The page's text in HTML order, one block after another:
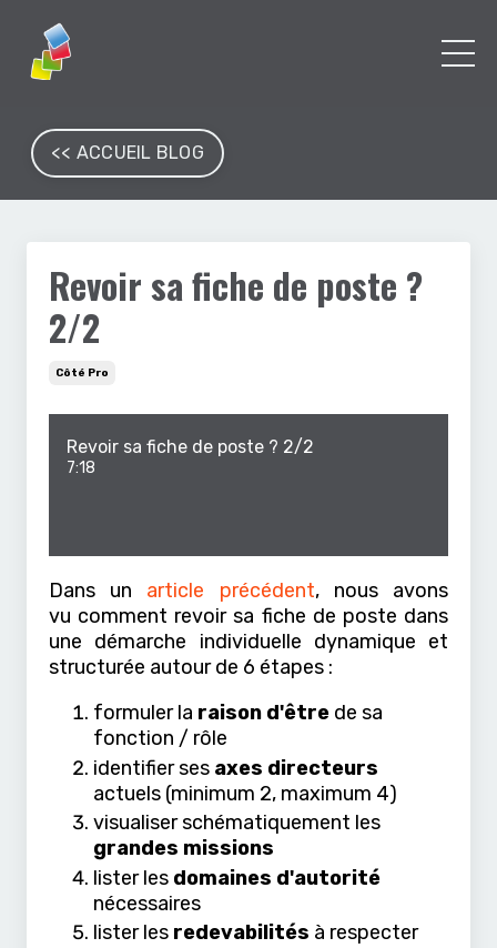
<< ACCUEIL BLOG
Revoir sa fiche de poste ?
2/2
Côté Pro
Revoir sa fiche de poste ? 2/2
7:18
Dans un article précédent, nous avons
vu comment revoir sa fiche de poste dans
une démarche individuelle dynamique et
structurée autour de 6 étapes :
formuler la raison d'être de sa
fonction / rôle
identifier ses axes directeurs
actuels (minimum 2, maximum 4)
visualiser schématiquement les
grandes missions
lister les domaines d'autorité
nécessaires
lister les redevabilités à respecter